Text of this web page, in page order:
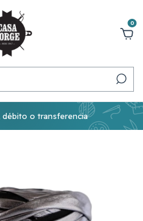
0
o transferencia